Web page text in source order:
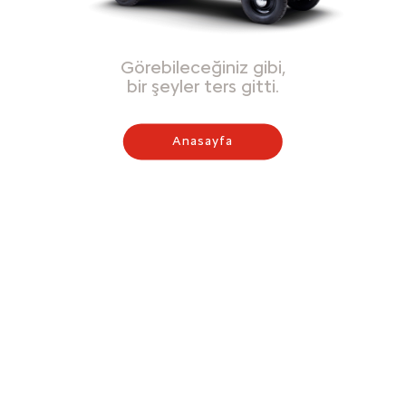
Görebileceğiniz gibi,
bir şeyler ters gitti.
Anasayfa